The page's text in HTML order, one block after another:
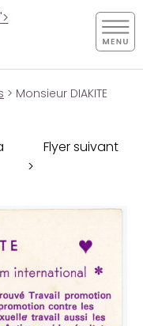
> Monsieur DIAKITE
Flyer suivant
>